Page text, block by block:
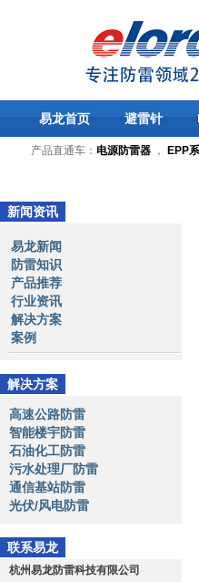
易龙首页 避雷针
产品直通车： 电源防雷器 ， EPP
新闻资讯
易龙新闻
防雷知识
产品推荐
行业资讯
解决方案
案例
解决方案
高速公路防雷
智能楼宇防雷
石油化工防雷
污水处理厂防雷
通信基站防雷
光伏/风电防雷
联系易龙
杭州易龙防雷科技有限公司